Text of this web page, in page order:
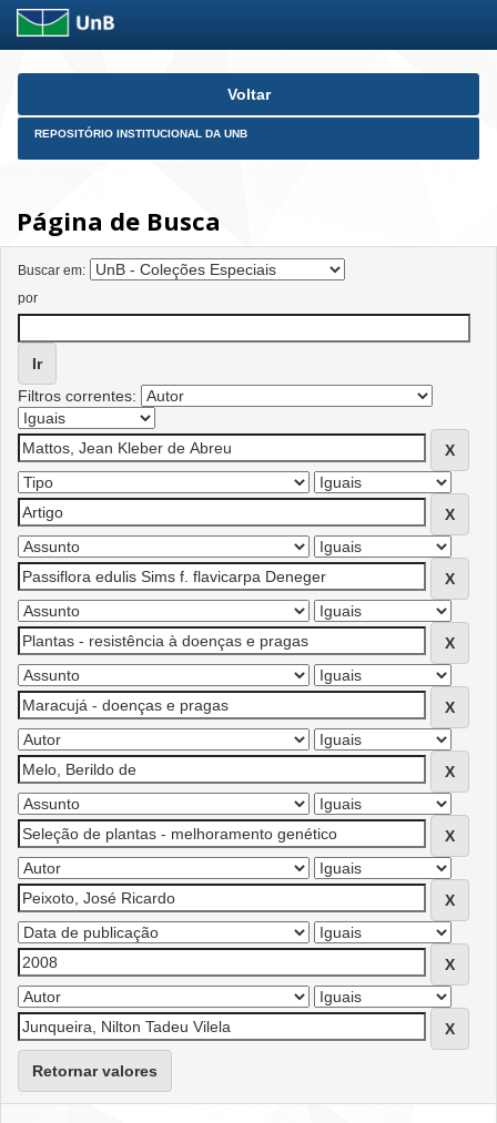
Skip
Voltar
REPOSITÓRIO INSTITUCIONAL DA UNB
Página de Busca
Buscar em:
por
Filtros correntes:
Retornar valores